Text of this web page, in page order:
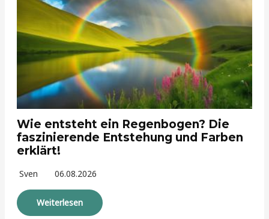
Wie entsteht ein Regenbogen? Die
faszinierende Entstehung und Farben
erklärt!
Sven 06.08.2026
Weiterlesen